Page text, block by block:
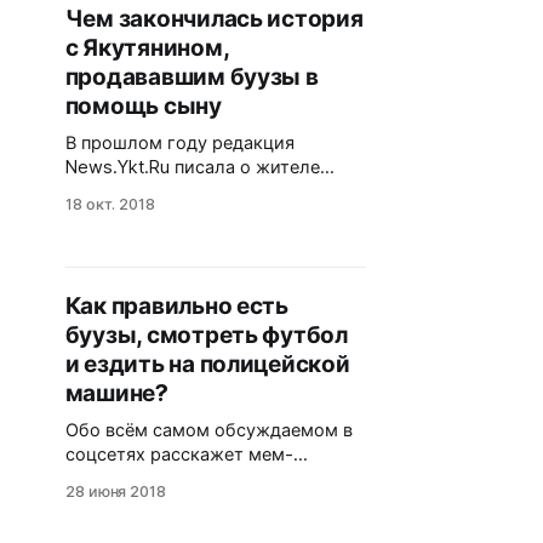
речке", SeaFood bar & Shop Saint
Petersburg и прочие), открывает
второе по счету стритфуд–кафе
"Мантышка". Заведение
расположилось
Чем закончилась история
с Якутянином,
продававшим буузы в
помощь сыну
В прошлом году редакция
News.Ykt.Ru писала о жителе
который лепил и продавал буузы,
Бэлигто опухоль мозга. Поступок
отца не оставил якутян
равнодушными: сотни людей
оказали посильную помощь
семье Бадмаевых. Булату
Бадмаеву нужно было собрать
деньги
18 окт. 2018
Как правильно есть
буузы, смотреть футбол
и ездить на полицейской
машине?
Обо всём самом обсуждаемом в
соцсетях расскажет мем-
Привет! Ох, наша сборная
28 июня 2018